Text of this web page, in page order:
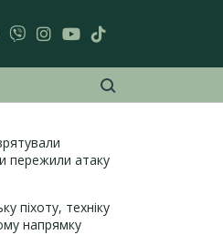
пережили атаку
піхоту, техніку
напрямку